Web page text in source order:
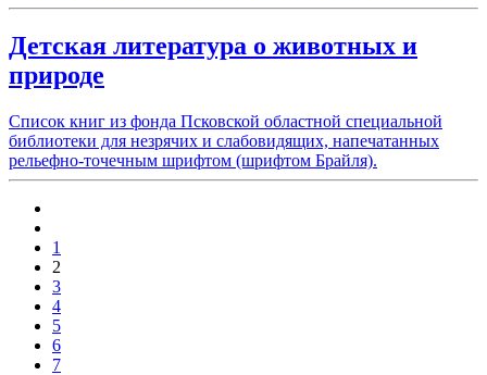
Детская литература о животных и
природе
Список книг из фонда Псковской областной специальной
библиотеки для незрячих и слабовидящих, напечатанных
рельефно-точечным шрифтом (шрифтом Брайля).
1
2
3
4
5
6
7